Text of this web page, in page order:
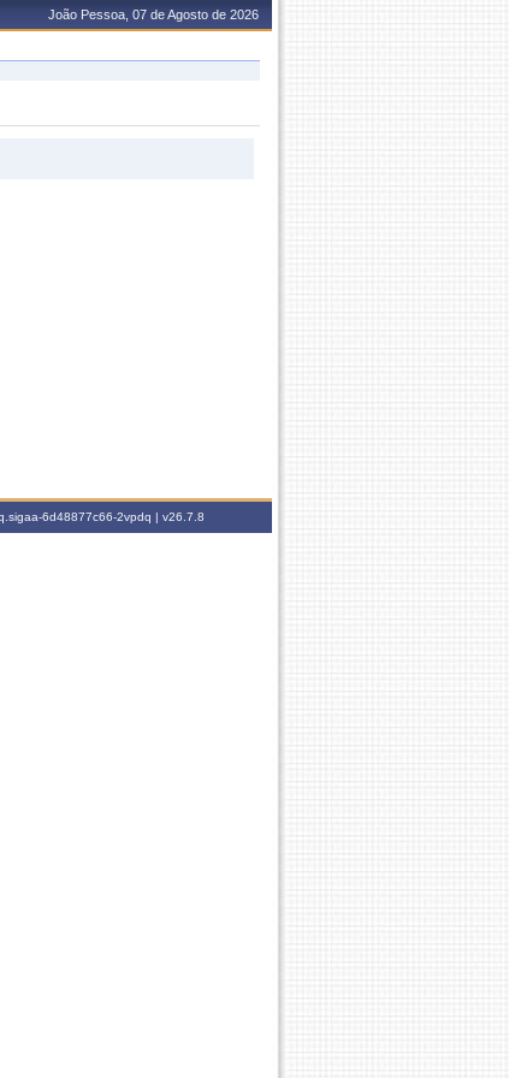
João Pessoa, 07 de Agosto de 2026
6d48877c66-2vpdq | v26.7.8